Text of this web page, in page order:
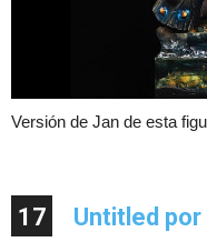
Versión de Jan de esta
17 Untitled por